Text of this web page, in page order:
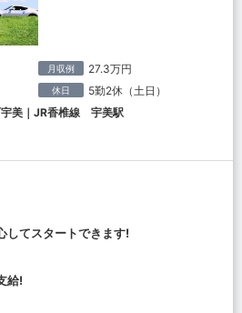
月収例 27.3万円
休日 5勤2休（土日）
宇美｜JR香椎線 宇美駅
してスタートできます!
給!